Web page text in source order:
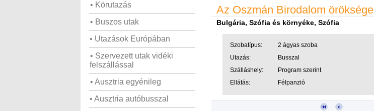
• Körutazás
• Buszos utak
• Utazások Európában
• Szervezett utak vidéki
felszállással
• Ausztria egyénileg
• Ausztria autóbusszal
Az Oszmán Birodalom öröksége
Bulgária, Szófia és környéke, Szófia
Szobatípus:
2 ágyas szoba
Utazás:
Busszal
Szálláshely:
Program szerint
Ellátás:
Félpanzió